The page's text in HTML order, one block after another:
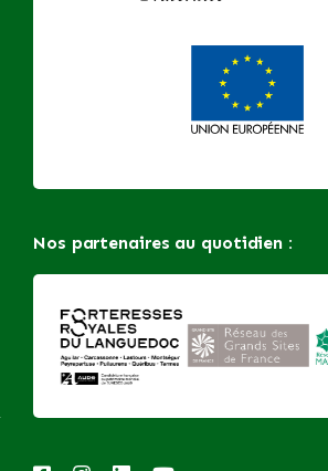
Nos partenaires au quotidien :